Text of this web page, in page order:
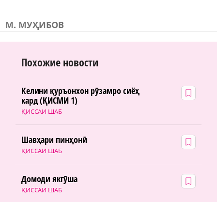
М. МУҲИБОВ
Похожие новости
ҚИССАИ ШАБ
Келини қуръонхон рӯзамро сиёҳ
кард (ҚИСМИ 1)
ҚИССАИ ШАБ
Шавҳари пинҳонӣ
ҚИССАИ ШАБ
Домоди якгӯша